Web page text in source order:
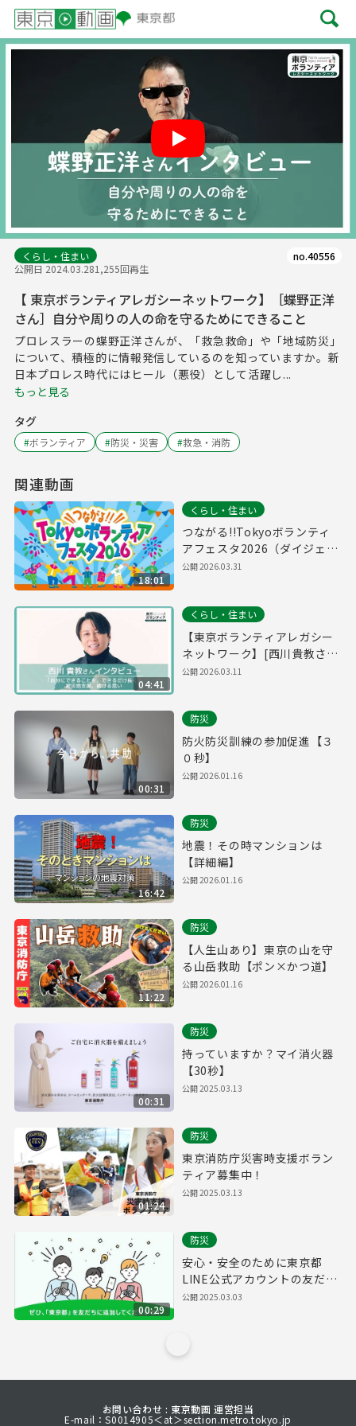
Play
くらし・住まい
公開日 2024.03.281,255回再生
no.40556
【 東京ボランティアレガシーネットワーク】［蝶野正洋
さん］自分や周りの人の命を守るためにできること
プロレスラーの蝶野正洋さんが、「救急救命」や「地域防災」
について、積極的に情報発信しているのを知っていますか。新
日本プロレス時代にはヒール（悪役）として活躍し...
もっと見る
タグ
#ボランティア #防災・災害 #救急・消防
関連動画
18:01
くらし・住まい
つながる!!Tokyoボランティ
アフェスタ2026（ダイジェス
ト版）
公開2026.03.31
04:41
くらし・住まい
【東京ボランティアレガシー
ネットワーク】[西川貴教さ
ん]「自分にできることを、で
公開2026.03.11
00:31
防災
防火防災訓練の参加促進【３
０秒】
公開2026.01.16
16:42
防災
地震！その時マンションは
【詳細編】
公開2026.01.16
11:22
防災
【人生山あり】東京の山を守
る山岳救助【ポン×かつ道】
公開2026.01.16
00:31
防災
持っていますか？マイ消火器
【30秒】
公開2025.03.13
01:24
防災
東京消防庁災害時支援ボラン
ティア募集中！
公開2025.03.13
00:29
防災
安心・安全のために東京都
LINE公式アカウントの友だち
追加をお願いします！
公開2025.03.03
お問い合わせ : 東京動画 運営担当
E-mail：S0014905＜at＞section.metro.tokyo.jp